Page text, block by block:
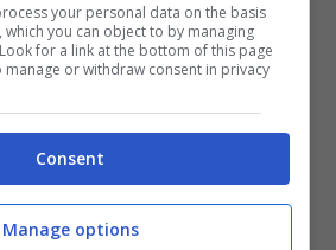
post su Instagram
your personal data on the basis
you can object to by managing
for a link at the bottom of this page
manage or withdraw consent in privacy
Consent
Manage options